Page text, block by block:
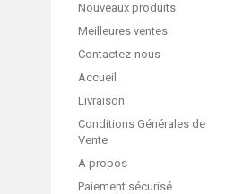
Nouveaux produits
Meilleures ventes
Contactez-nous
Accueil
Livraison
Conditions Générales de
Vente
A propos
Paiement sécurisé